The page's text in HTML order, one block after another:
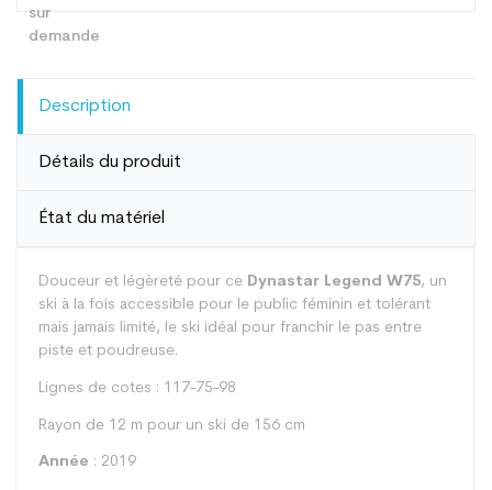
Description
Détails du produit
État du matériel
Douceur et légèreté pour ce Dynastar Legend W75, un
ski à la fois accessible pour le public féminin et tolérant
mais jamais limité, le ski idéal pour franchir le pas entre
piste et poudreuse.
Lignes de cotes : 117-75-98
Rayon de 12 m pour un ski de 156 cm
Année : 2019